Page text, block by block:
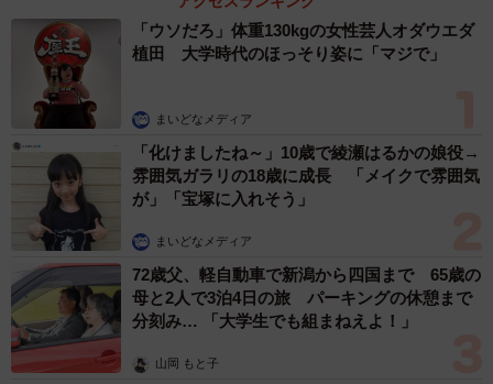
「ウソだろ」体重130kgの女性芸人オダウエダ
植田 大学時代のほっそり姿に「マジで」
まいどなメディア
「化けましたね～」10歳で綾瀬はるかの娘役→
雰囲気ガラリの18歳に成長 「メイクで雰囲気
が」「宝塚に入れそう」
まいどなメディア
72歳父、軽自動車で新潟から四国まで 65歳の
母と2人で3泊4日の旅 パーキングの休憩まで
分刻み… 「大学生でも組まねえよ！」
山岡 もと子